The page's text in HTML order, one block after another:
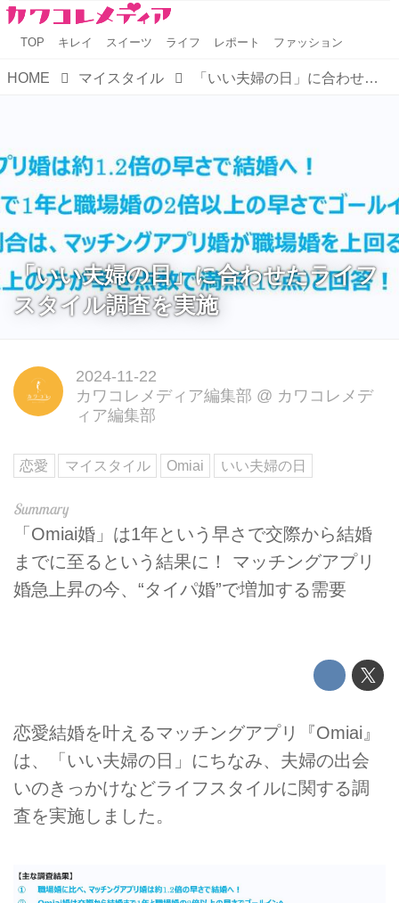
TOP キレイ スイーツ ライフ レポート ファッション
HOME マイスタイル 「いい夫婦の日」に合わせたライフスタイル調査を実施
「いい夫婦の日」に合わせたライフ
スタイル調査を実施
2024-11-22
カワコレメディア編集部 @ カワコレメデ
ィア編集部
恋愛 マイスタイル Omiai いい夫婦の日
「Omiai婚」は1年という早さで交際から結婚
までに至るという結果に！ マッチングアプリ
婚急上昇の今、“タイパ婚”で増加する需要
恋愛結婚を叶えるマッチングアプリ『Omiai』
は、「いい夫婦の日」にちなみ、夫婦の出会
いのきっかけなどライフスタイルに関する調
査を実施しました。